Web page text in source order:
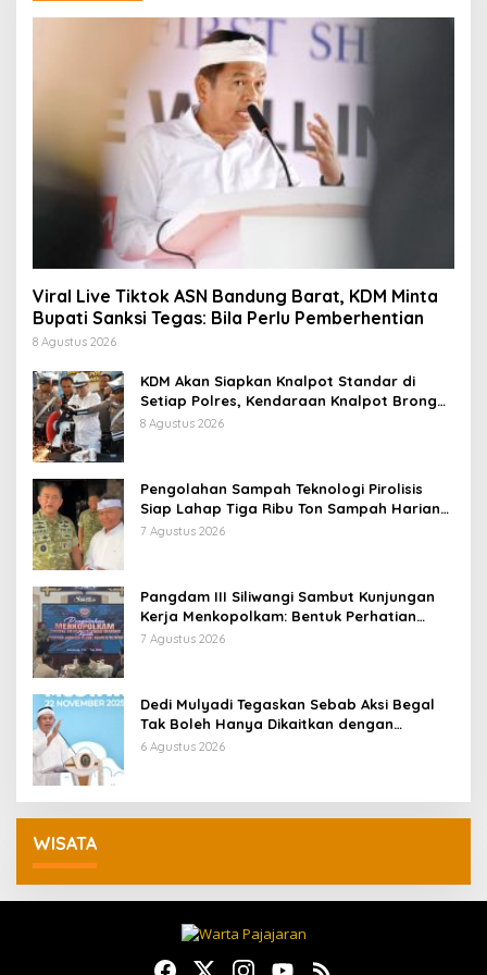
Viral Live Tiktok ASN Bandung Barat, KDM Minta
Bupati Sanksi Tegas: Bila Perlu Pemberhentian
8 Agustus 2026
KDM Akan Siapkan Knalpot Standar di
Setiap Polres, Kendaraan Knalpot Brong
Tertangkap Langsung Ganti
8 Agustus 2026
Pengolahan Sampah Teknologi Pirolisis
Siap Lahap Tiga Ribu Ton Sampah Harian
Jawa Barat
7 Agustus 2026
Pangdam III Siliwangi Sambut Kunjungan
Kerja Menkopolkam: Bentuk Perhatian
Pemerintah
7 Agustus 2026
Dedi Mulyadi Tegaskan Sebab Aksi Begal
Tak Boleh Hanya Dikaitkan dengan
Ekonomi
6 Agustus 2026
WISATA